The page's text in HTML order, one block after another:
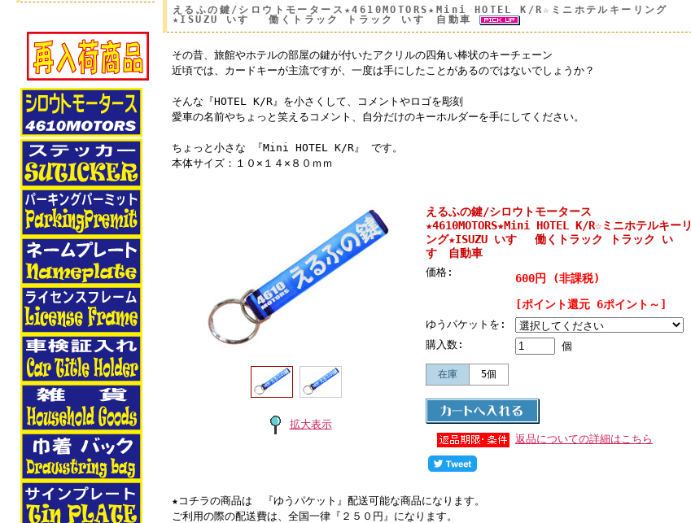
えるふの鍵/シロウトモータース★4610MOTORS★Mini HOTEL K/R☆ミニホテルキーリング
★ISUZU いすゞ 働くトラック トラック いすゞ自動車
その昔、旅館やホテルの部屋の鍵が付いたアクリルの四角い棒状のキーチェーン
近頃では、カードキーが主流ですが、一度は手にしたことがあるのではないでしょうか？
そんな『HOTEL K/R』を小さくして、コメントやロゴを彫刻
愛車の名前やちょっと笑えるコメント、自分だけのキーホルダーを手にしてください。
ちょっと小さな 『Mini HOTEL K/R』 です。
本体サイズ：１０×１４×８０ｍｍ
拡大表示
えるふの鍵/シロウトモータース
★4610MOTORS★Mini HOTEL K/R☆ミニホテルキーリ
ング★ISUZU いすゞ 働くトラック トラック い
すゞ自動車
価格:
600円 (非課税)
[ポイント還元 6ポイント～]
ゆうパケットを:
購入数:
個
在庫 5個
返品についての詳細はこちら
★コチラの商品は 『ゆうパケット』配送可能な商品になります。
ご利用の際の配送費は、全国一律『２５０円』になります。